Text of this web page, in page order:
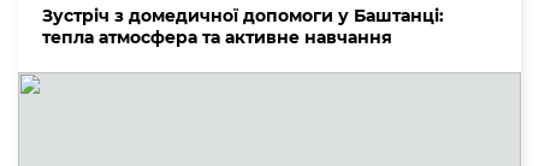
Зустріч з домедичної допомоги у Баштанці:
тепла атмосфера та активне навчання